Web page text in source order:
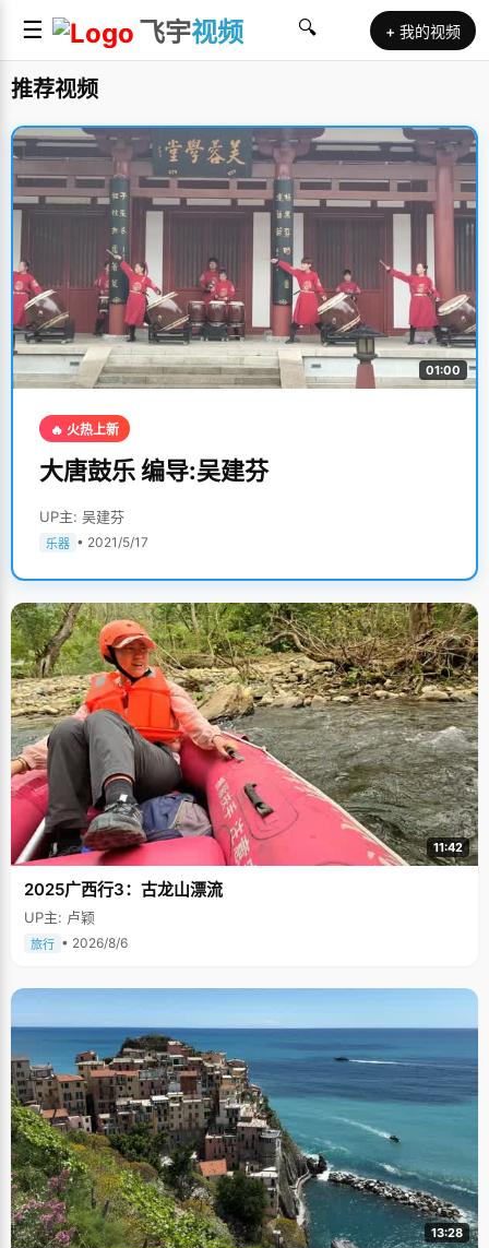
☰ 飞宇视频 🔍 + 我的视频
推荐视频
01:00
🔥 火热上新
大唐鼓乐 编导:吴建芬
UP主: 吴建芬
乐器 • 2021/5/17
11:42
2025广西行3：古龙山漂流
UP主: 卢颖
旅行 • 2026/8/6
13:28